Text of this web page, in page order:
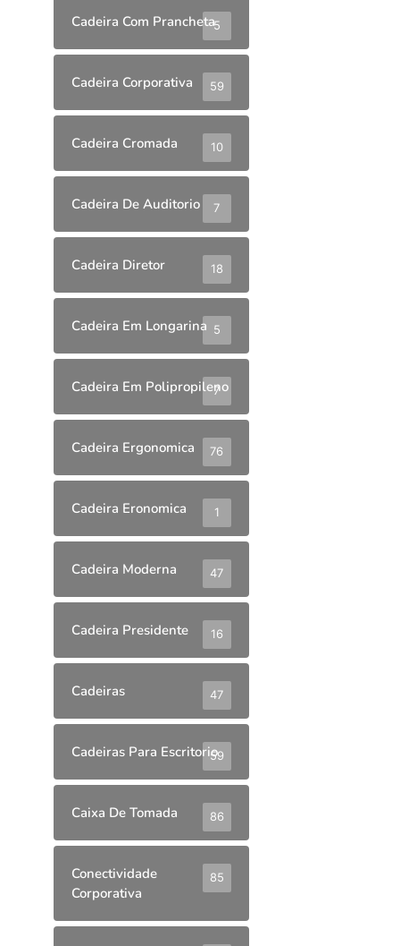
Cadeira Com Prancheta5
Cadeira Corporativa 59
Cadeira Cromada 10
Cadeira De Auditorio 7
Cadeira Diretor 18
Cadeira Em Longarina 5
Cadeira Em Polipropileno
7
Cadeira Ergonomica 76
Cadeira Eronomica 1
Cadeira Moderna 47
Cadeira Presidente 16
Cadeiras 47
Cadeiras Para Escritorio59
Caixa De Tomada 86
Conectividade
Corporativa
85